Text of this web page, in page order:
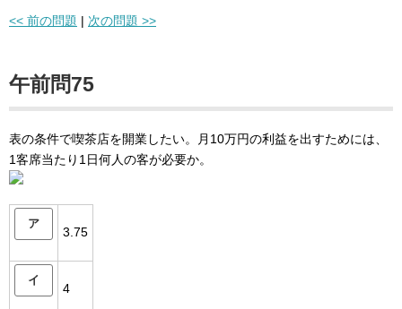
<< 前の問題 | 次の問題 >>
午前問75
表の条件で喫茶店を開業したい。月10万円の利益を出すためには、
1客席当たり1日何人の客が必要か。
ア
3.75
イ
4